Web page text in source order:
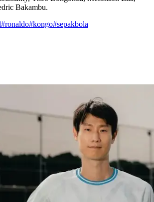
Bakambu.
#ronaldo#kongo#sepakbola